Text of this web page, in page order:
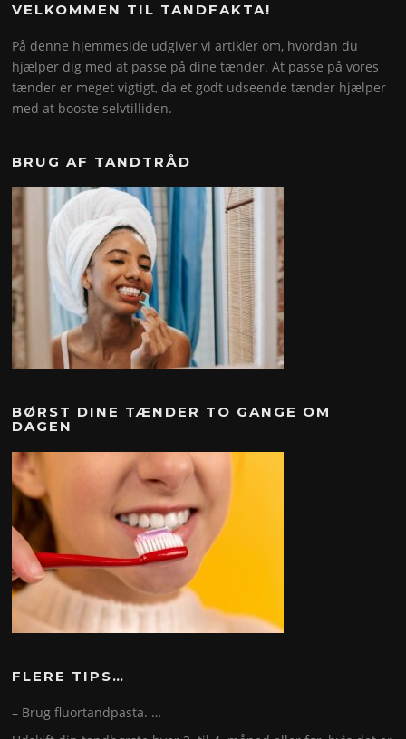
VELKOMMEN TIL TANDFAKTA!
På denne hjemmeside udgiver vi artikler om, hvordan du
hjælper dig med at passe på dine tænder. At passe på vores
tænder er meget vigtigt, da et godt udseende tænder hjælper
med at booste selvtilliden.
BRUG AF TANDTRÅD
BØRST DINE TÆNDER TO GANGE OM
DAGEN
FLERE TIPS…
– Brug fluortandpasta. …